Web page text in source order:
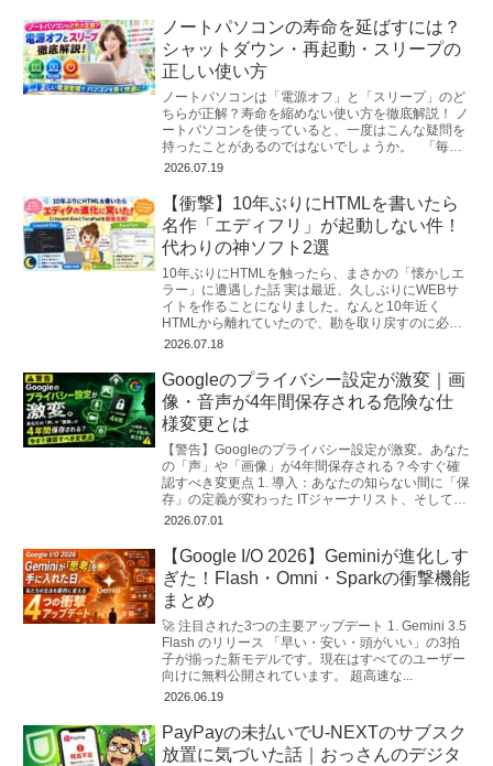
ノートパソコンの寿命を延ばすには？
シャットダウン・再起動・スリープの
正しい使い方
ノートパソコンは「電源オフ」と「スリープ」のど
ちらが正解？寿命を縮めない使い方を徹底解説！ ノ
ートパソコンを使っていると、一度はこんな疑問を
持ったことがあるのではないでしょうか。 「毎日
シャットダウンした方...
2026.07.19
【衝撃】10年ぶりにHTMLを書いたら
名作「エディフリ」が起動しない件！
代わりの神ソフト2選
10年ぶりにHTMLを触ったら、まさかの「懐かしエ
ラー」に遭遇した話 実は最近、久しぶりにWEBサ
イトを作ることになりました。なんと10年近く
HTMLから離れていたので、勘を取り戻すのに必
死…。とりあえず慣れ親しんだ「メ...
2026.07.18
Googleのプライバシー設定が激変｜画
像・音声が4年間保存される危険な仕
様変更とは
【警告】Googleのプライバシー設定が激変。あなた
の「声」や「画像」が4年間保存される？今すぐ確
認すべき変更点 1. 導入：あなたの知らない間に「保
存」の定義が変わった ITジャーナリスト、そしてプ
ライバシーコンサルタ...
2026.07.01
【Google I/O 2026】Geminiが進化しす
ぎた！Flash・Omni・Sparkの衝撃機能
まとめ
🚀 注目された3つの主要アップデート 1. Gemini 3.5
Flash のリリース 「早い・安い・頭がいい」の3拍
子が揃った新モデルです。現在はすべてのユーザー
向けに無料公開されています。 超高速な...
2026.06.19
PayPayの未払いでU-NEXTのサブスク
放置に気づいた話｜おっさんのデジタ